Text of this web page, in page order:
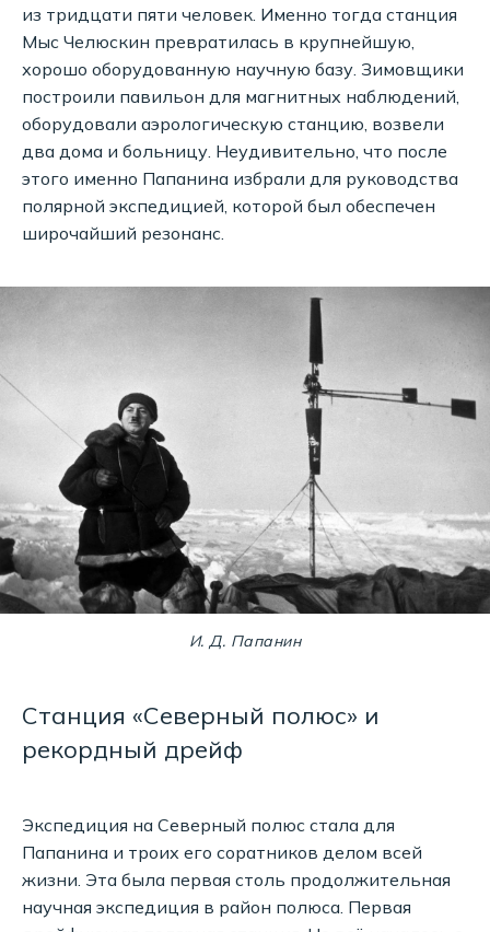
из тридцати пяти человек. Именно тогда станция
Мыс Челюскин превратилась в крупнейшую,
хорошо оборудованную научную базу. Зимовщики
построили павильон для магнитных наблюдений,
оборудовали аэрологическую станцию, возвели
два дома и больницу. Неудивительно, что после
этого именно Папанина избрали для руководства
полярной экспедицией, которой был обеспечен
широчайший резонанс.
И. Д. Папанин
Станция «Северный полюс» и
рекордный дрейф
Экспедиция на Северный полюс стала для
Папанина и троих его соратников делом всей
жизни. Эта была первая столь продолжительная
научная экспедиция в район полюса. Первая